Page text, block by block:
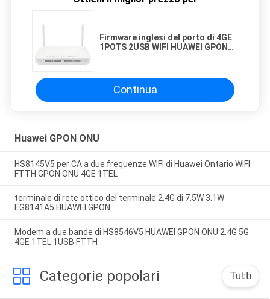
Firmware inglesi del porto di 4GE
1POTS 2USB WIFI HUAWEI GPON
Continua
Huawei GPON ONU
HS8145V5 per CA a due frequenze WIFI di Huawei Ontario WIFI
FTTH GPON ONU 4GE 1TEL
terminale di rete ottico del terminale 2.4G di 7.5W 3.1W
EG8141A5 HUAWEI GPON
Modem a due bande di HS8546V5 HUAWEI GPON ONU 2.4G 5G
4GE 1TEL 1USB FTTH
Categorie popolari Tutti